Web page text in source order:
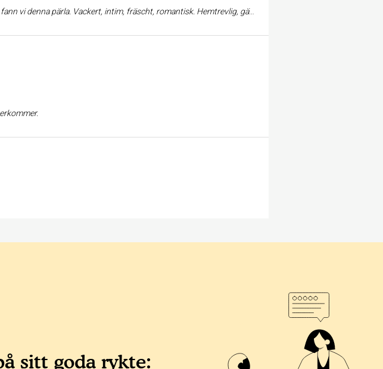
intim, fräscht, romantisk. Hemtrevlig, gästvänlighet och den goda maten i en mysig miljö gör attman gärna vill komma tillbaka!
sitt goda rykte: